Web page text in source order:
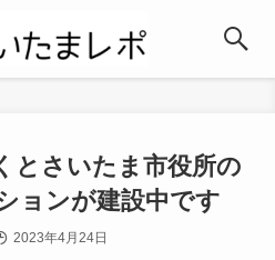
とさいたま市役所の
ョンが建設中です
2023年4月24日